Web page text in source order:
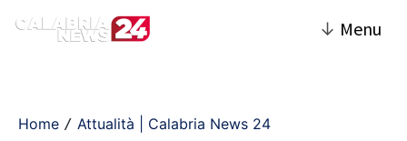
↓ Menu
Home / Attualità | Calabria News 24